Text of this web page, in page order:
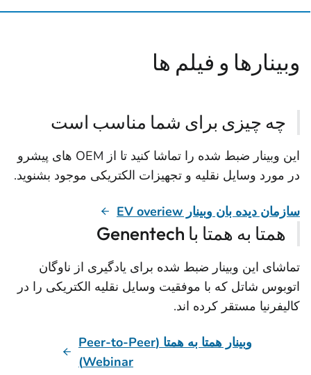
وبینارها و فیلم ها
چه چیزی برای شما مناسب است
این وبینار ضبط شده را تماشا کنید تا از OEM های پیشرو
در مورد وسایل نقلیه و تجهیزات الکتریکی موجود بشنوید.
سازمان دیده بان وبینار EV overiew
همتا به همتا با Genentech
تماشای این وبینار ضبط شده برای یادگیری از ناوگان
اتوبوس شاتل که با موفقیت وسایل نقلیه الکتریکی را در
کالیفرنیا مستقر کرده اند.
وبینار همتا به همتا (Peer-to-Peer
Webinar)